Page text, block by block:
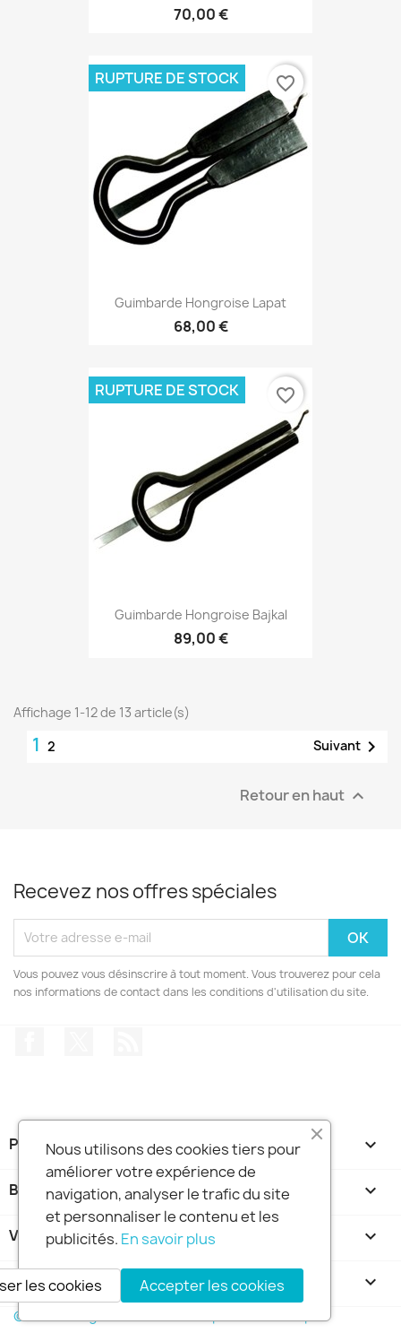
70,00 €
Guimbarde Hongroise Lapat
68,00 €
RUPTURE DE STOCK favorite_border
Guimbarde Hongroise Bajkal
89,00 €
RUPTURE DE STOCK favorite_border
Affichage 1-12 de 13 article(s)
1 2 Suivant 
Retour en haut 
Recevez nos offres spéciales
Vous pouvez vous désinscrire à tout moment. Vous trouverez pour cela
nos informations de contact dans les conditions d'utilisation du site.
PRODUITS 
BOUTIQUE FRANCE DIDGERIDOO 
VOTRE COMPTE 
INFORMATIONS keyboard_arrow_down
© 2026 - Logiciel e-commerce par PrestaShop™
Nous utilisons des cookies tiers pour
améliorer votre expérience de
navigation, analyser le trafic du site
et personnaliser le contenu et les
publicités. En savoir plus
Accepter les cookies
les cookies